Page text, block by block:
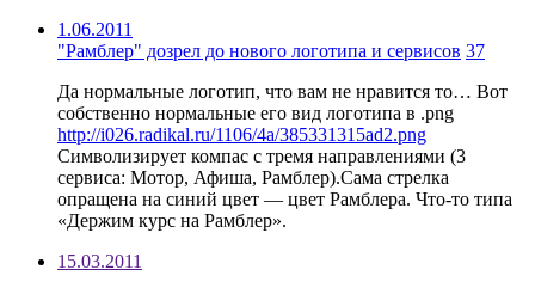
1.06.2011
"Рамблер" дозрел до нового логотипа и сервисов 37
Да нормальные логотип, что вам не нравится то… Вот
собственно нормальные его вид логотипа в .png
http://i026.radikal.ru/1106/4a/385331315ad2.png
Символизирует компас с тремя направлениями (3
сервиса: Мотор, Афиша, Рамблер).Сама стрелка
опращена на синий цвет — цвет Рамблера. Что-то типа
«Держим курс на Рамблер».
15.03.2011